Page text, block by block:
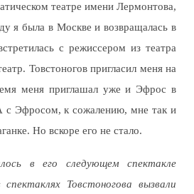
театре имени Лермонтова,
я была в Москве и возвращалась в
с режиссером из театра
Товстоногов пригласил меня на
меня приглашал уже и Эфрос в
с Эфросом, к сожалению, мне так и
Но вскоре его не стало.
в его следующем спектакле
Товстоногова вызвали